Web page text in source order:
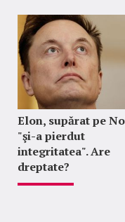
Elon, supărat pe
"şi-a pierdut
integritatea". Are
dreptate?